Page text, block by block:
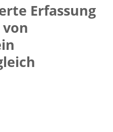
Erfassung